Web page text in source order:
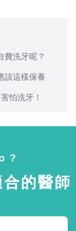
費洗牙呢？
該這樣保養
怕洗牙！
?
的醫師